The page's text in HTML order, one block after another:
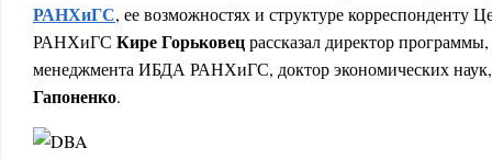
РАНХиГС, ее возможностях и структуре корреспонденту
РАНХиГС Кире Горьковецрассказал директор
менеджмента ИБДА РАНХиГС, доктор экономических
Гапоненко.